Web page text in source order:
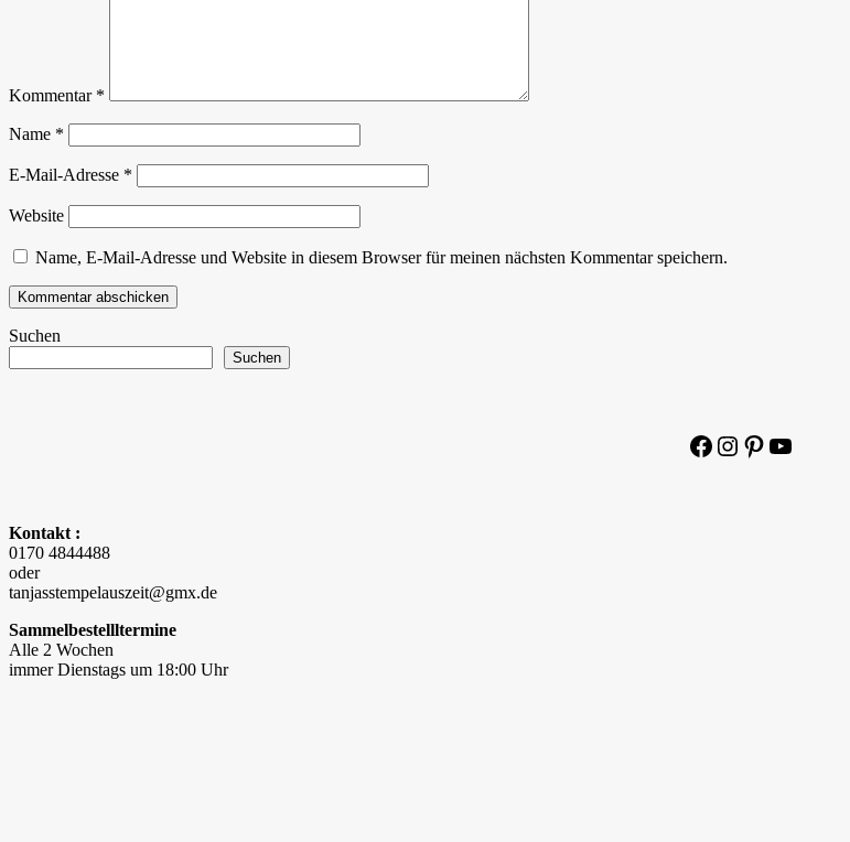
Kommentar *
Name *
E-Mail-Adresse *
Website
Name, E-Mail-Adresse und Website in diesem Browser für meinen nächsten Kommentar speichern.
Suchen
Suchen
Facebook
Instagram
Pinterest
YouTube
Kontakt :
0170 4844488
oder
tanjasstempelauszeit@gmx.de
Sammelbestellltermine
Alle 2 Wochen
immer Dienstags um 18:00 Uhr